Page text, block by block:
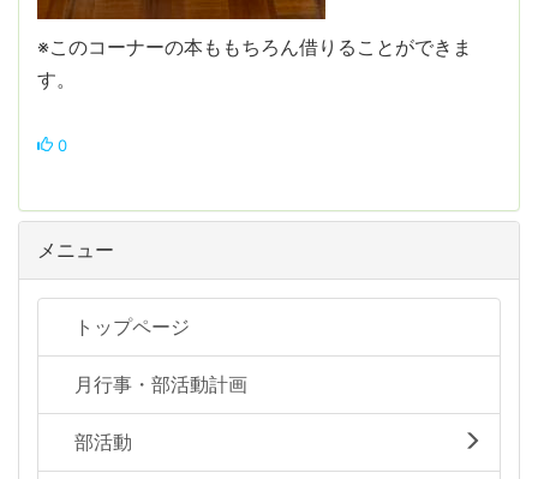
※このコーナーの本ももちろん借りることができま
す。
0
メニュー
トップページ
月行事・部活動計画
部活動